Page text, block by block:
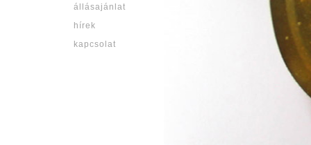
állásajánlat
hírek
kapcsolat